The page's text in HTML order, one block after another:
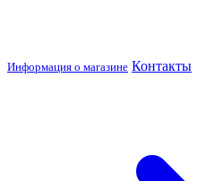
Информация о магазине Контакты